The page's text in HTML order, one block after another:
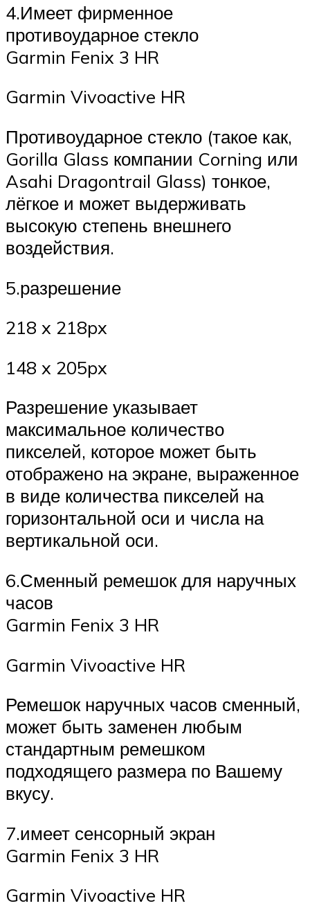
4.Имеет фирменное
противоударное стекло
Garmin Fenix 3 HR
Garmin Vivoactive HR
Противоударное стекло (такое как,
Gorilla Glass компании Corning или
Asahi Dragontrail Glass) тонкое,
лёгкое и может выдерживать
высокую степень внешнего
воздействия.
5.разрешение
218 x 218px
148 x 205px
Разрешение указывает
максимальное количество
пикселей, которое может быть
отображено на экране, выраженное
в виде количества пикселей на
горизонтальной оси и числа на
вертикальной оси.
6.Сменный ремешок для наручных
часов
Garmin Fenix 3 HR
Garmin Vivoactive HR
Ремешок наручных часов сменный,
может быть заменен любым
стандартным ремешком
подходящего размера по Вашему
вкусу.
7.имеет сенсорный экран
Garmin Fenix 3 HR
Garmin Vivoactive HR